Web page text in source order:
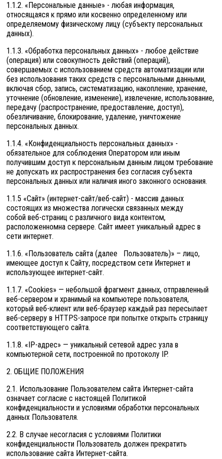
1.1.2. «Персональные данные» - любая информация,
относящаяся к прямо или косвенно определенному или
определяемому физическому лицу (субъекту персональных
данных).
1.1.3. «Обработка персональных данных» - любое действие
(операция) или совокупность действий (операций),
совершаемых с использованием средств автоматизации или
без использования таких средств с персональными данными,
включая сбор, запись, систематизацию, накопление, хранение,
уточнение (обновление, изменение), извлечение, использование,
передачу (распространение, предоставление, доступ),
обезличивание, блокирование, удаление, уничтожение
персональных данных.
1.1.4. «Конфиденциальность персональных данных» -
обязательное для соблюдения Оператором или иным
получившим доступ к персональным данным лицом требование
не допускать их распространения без согласия субъекта
персональных данных или наличия иного законного основания.
1.1.5 «Сайт» (интернет-сайт/веб-сайт) - массив данных
состоящих из множества логически связанных между
собой веб-страниц с различного вида контентом,
расположенномна сервере. Сайт имеет уникальный адрес в
сети интернет.
1.1.6. «Пользователь сайта (далее Пользователь)» – лицо,
имеющее доступ к Сайту, посредством сети Интернет и
использующее интернет-сайт.
1.1.7. «Cookies» — небольшой фрагмент данных, отправленный
веб-сервером и хранимый на компьютере пользователя,
который веб-клиент или веб-браузер каждый раз пересылает
веб-серверу в HTTPS-запросе при попытке открыть страницу
соответствующего сайта.
1.1.8. «IP-адрес» — уникальный сетевой адрес узла в
компьютерной сети, построенной по протоколу IP.
2. ОБЩИЕ ПОЛОЖЕНИЯ
2.1. Использование Пользователем сайта Интернет-сайта
означает согласие с настоящей Политикой
конфиденциальности и условиями обработки персональных
данных Пользователя.
2.2. В случае несогласия с условиями Политики
конфиденциальности Пользователь должен прекратить
использование сайта Интернет-сайта.